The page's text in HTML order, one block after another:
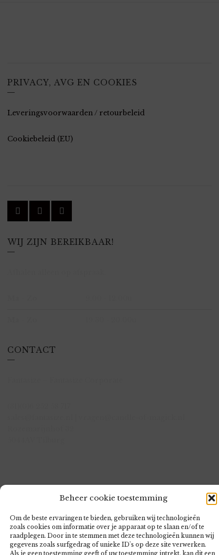
Beheer cookie toestemming
Om de beste ervaringen te bieden, gebruiken wij technologieën
zoals cookies om informatie over je apparaat op te slaan en/of te
raadplegen. Door in te stemmen met deze technologieën kunnen wij
gegevens zoals surfgedrag of unieke ID's op deze site verwerken.
Als je geen toestemming geeft of uw toestemming intrekt, kan dit een
PRIVACY, AVG EN COOKIES
Leveringsvoorwaarden / retourbeleid
Cookiebeleid (EU)
WIJ ZIJN BEREIKBAAR!
CONTACT
BTW:NL001678846B52
Bank:NL22 KNAB 0601 6113 57